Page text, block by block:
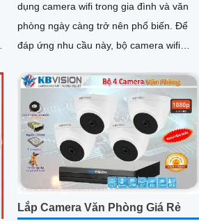
dụng camera wifi trong gia đình và văn
phòng ngày càng trở nên phổ biến. Để
đáp ứng nhu cầu này, bộ camera wifi
phải chăng và chất lượng ổn định
Lắp Camera Văn Phòng Giá Rẻ